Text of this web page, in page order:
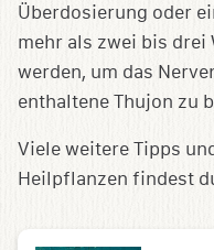
Überdosierung oder
mehr als zwei bis drei
werden, um das
enthaltene Thujon zu
Viele weitere Tipps
Heilpflanzen findest